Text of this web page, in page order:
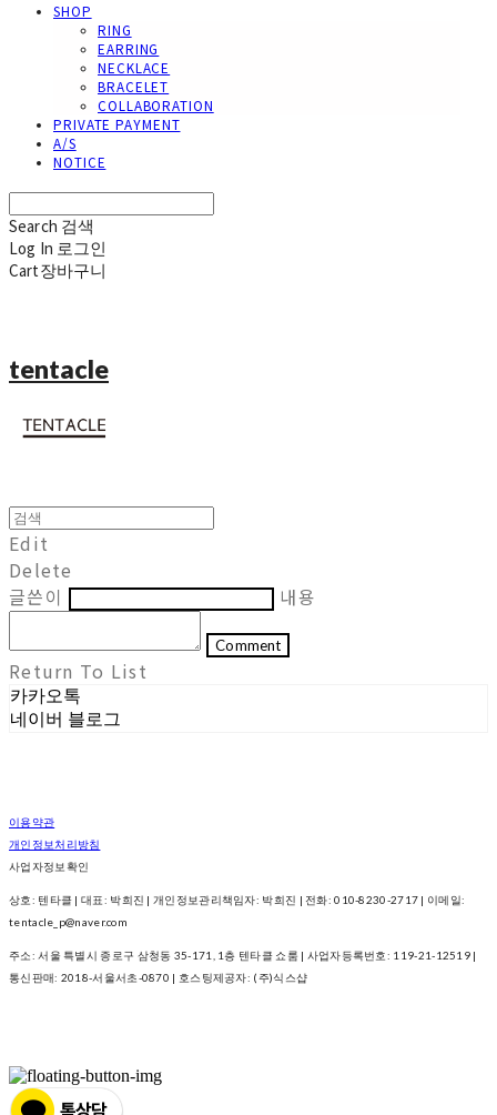
SHOP
RING
EARRING
NECKLACE
BRACELET
COLLABORATION
PRIVATE PAYMENT
A/S
NOTICE
Search 검색
Log In 로그인
Cart장바구니
tentacle
Edit
Delete
글쓴이
내용
Comment
Return To List
카카오톡
네이버 블로그
이용약관
개인정보처리방침
사업자정보확인
상호: 텐타클 | 대표: 박희진 | 개인정보관리책임자: 박희진 | 전화: 010-8230-2717 | 이메일:
tentacle_p@naver.com
주소: 서울 특별시 종로구 삼청동 35-171, 1층 텐타클 쇼룸 | 사업자등록번호: 119-21-12519 |
통신판매: 2018-서울서초-0870 | 호스팅제공자: (주)식스샵